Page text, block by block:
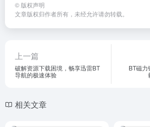
© 版权声明
文章版权归作者所有，未经允许请勿转载。
上一篇
破解资源下载困境，畅享迅雷BT
导航的极速体验
BT磁
相关文章